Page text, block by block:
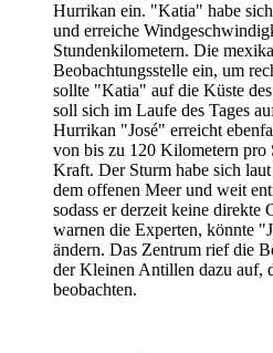
Hurrikan ein. "Katia" habe
und erreiche
Stundenkilometern. Die
Beobachtungsstelle ein, um
sollte "Katia" auf die Küste
soll sich im Laufe des Tages
Hurrikan "José" erreicht
von bis zu 120 Kilometern pro
Kraft. Der Sturm habe sich
dem offenen Meer und weit
sodass er derzeit keine direkte
warnen die Experten, könnte
ändern. Das Zentrum rief die
der Kleinen Antillen dazu auf,
beobachten.